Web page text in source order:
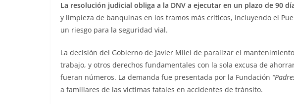
La resolución judicial obliga a la DNV a ejecutar en un plazo de 90
y limpieza de banquinas en los tramos más críticos, incluyendo el
un riesgo para la seguridad vial.
La decisión del Gobierno de Javier Milei de paralizar el
trabajo, y otros derechos fundamentales con la sola excusa de
fueran números. La demanda fue presentada por la Fundación
a familiares de las víctimas fatales en accidentes de tránsito.